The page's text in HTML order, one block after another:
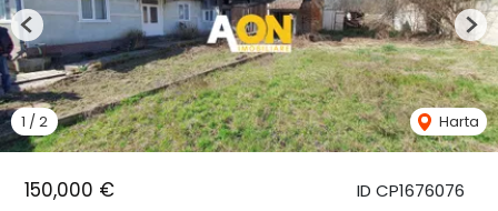
ID CP1676076
150,000 €
1 /2 Harta
Previous